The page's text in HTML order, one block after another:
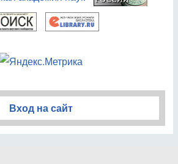
Вход на сайт